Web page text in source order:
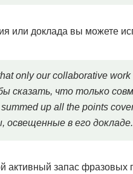
или доклада вы можете
only our collaborative
сказать, что только
up all the points
в его докладе.
активный запас